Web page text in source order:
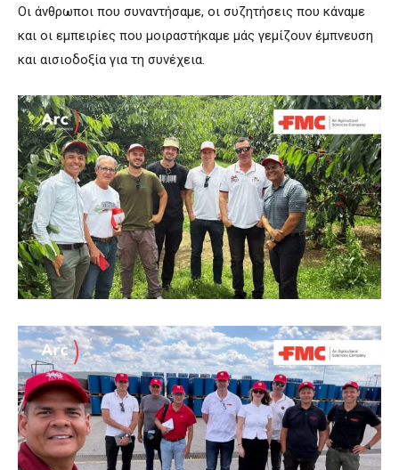
Οι άνθρωποι που συναντήσαμε, οι συζητήσεις που κάναμε
και οι εμπειρίες που μοιραστήκαμε μάς γεμίζουν έμπνευση
και αισιοδοξία για τη συνέχεια.